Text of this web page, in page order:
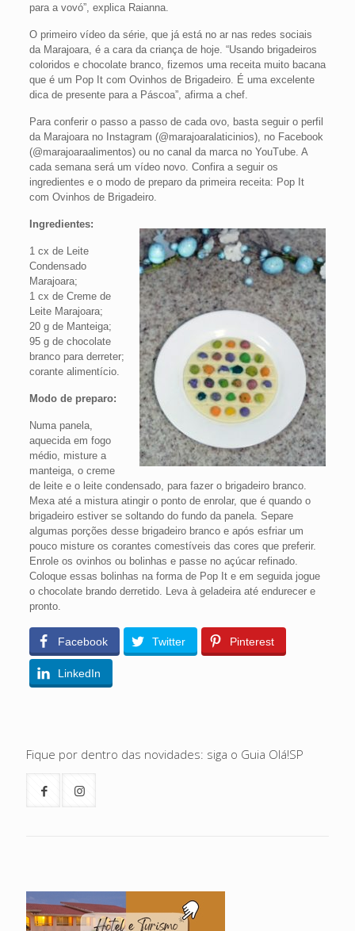
para a vovó”, explica Raianna.
O primeiro vídeo da série, que já está no ar nas redes sociais
da Marajoara, é a cara da criança de hoje. “Usando brigadeiros
coloridos e chocolate branco, fizemos uma receita muito bacana
que é um Pop It com Ovinhos de Brigadeiro. É uma excelente
dica de presente para a Páscoa”, afirma a chef.
Para conferir o passo a passo de cada ovo, basta seguir o perfil
da Marajoara no Instagram (@marajoaralaticinios), no Facebook
(@marajoaraalimentos) ou no canal da marca no YouTube. A
cada semana será um vídeo novo. Confira a seguir os
ingredientes e o modo de preparo da primeira receita: Pop It
com Ovinhos de Brigadeiro.
Ingredientes:
1 cx de Leite
Condensado
Marajoara;
1 cx de Creme de
Leite Marajoara;
20 g de Manteiga;
95 g de chocolate
branco para derreter;
corante alimentício.
Modo de preparo:
Numa panela,
aquecida em fogo
médio, misture a
manteiga, o creme
de leite e o leite condensado, para fazer o brigadeiro branco.
Mexa até a mistura atingir o ponto de enrolar, que é quando o
brigadeiro estiver se soltando do fundo da panela. Separe
algumas porções desse brigadeiro branco e após esfriar um
pouco misture os corantes comestíveis das cores que preferir.
Enrole os ovinhos ou bolinhas e passe no açúcar refinado.
Coloque essas bolinhas na forma de Pop It e em seguida jogue
o chocolate brando derretido. Leva à geladeira até endurecer e
pronto.
Facebook Twitter Pinterest
LinkedIn
Fique por dentro das novidades: siga o Guia Olá!SP